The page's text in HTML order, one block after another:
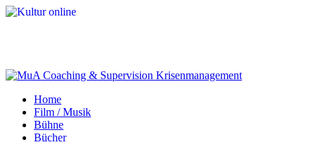
Home
Film / Musik
Bühne
Bücher